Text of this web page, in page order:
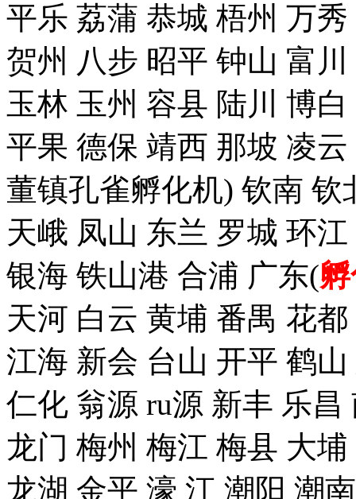
平乐 荔蒲 恭城 梧州 万
贺州 八步 昭平 钟山 富
玉林 玉州 容县 陆川 博
平果 德保 靖西 那坡 凌
董镇孔雀孵化机) 钦南
天峨 凤山 东兰 罗城 环
银海 铁山港 合浦 广东(
天河 白云 黄埔 番禺 花
江海 新会 台山 开平 鹤
仁化 翁源 ru源 新丰 乐
龙门 梅州 梅江 梅县 大
龙湖 金平 濠 江 潮阳 潮